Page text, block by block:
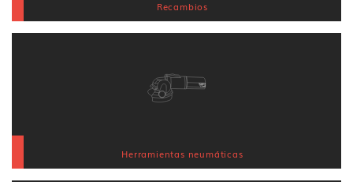
Recambios
Herramientas neumáticas